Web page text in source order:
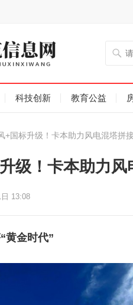
科技创新 教育公益
+国标升级！卡本助力风电混塔拼
级！卡本助力
13:08
黄金时代”